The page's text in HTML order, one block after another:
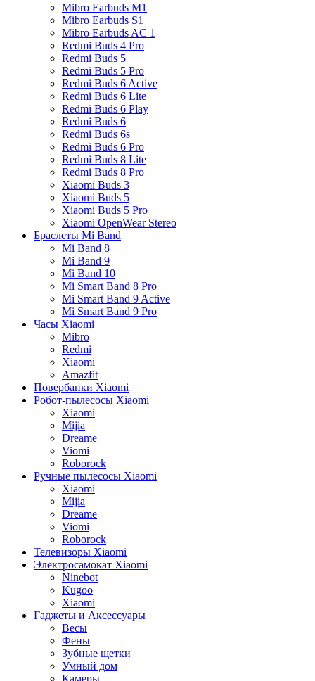
Mibro Earbuds M1
Mibro Earbuds S1
Mibro Earbuds AC 1
Redmi Buds 4 Pro
Redmi Buds 5
Redmi Buds 5 Pro
Redmi Buds 6 Active
Redmi Buds 6 Lite
Redmi Buds 6 Play
Redmi Buds 6
Redmi Buds 6s
Redmi Buds 6 Pro
Redmi Buds 8 Lite
Redmi Buds 8 Pro
Xiaomi Buds 3
Xiaomi Buds 5
Xiaomi Buds 5 Pro
Xiaomi OpenWear Stereo
Браслеты Mi Band
Mi Band 8
Mi Band 9
Mi Band 10
Mi Smart Band 8 Pro
Mi Smart Band 9 Active
Mi Smart Band 9 Pro
Часы Xiaomi
Mibro
Redmi
Xiaomi
Amazfit
Повербанки Xiaomi
Робот-пылесосы Xiaomi
Xiaomi
Mijia
Dreame
Viomi
Roborock
Ручные пылесосы Xiaomi
Xiaomi
Mijia
Dreame
Viomi
Roborock
Телевизоры Xiaomi
Электросамокат Xiaomi
Ninebot
Kugoo
Xiaomi
Гаджеты и Аксессуары
Весы
Фены
Зубные щетки
Умный дом
Камеры